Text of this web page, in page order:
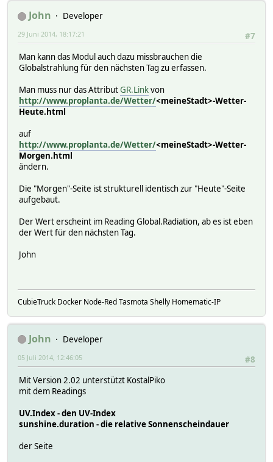
John
Developer
#7
29 Juni 2014, 18:17:21
Man kann das Modul auch dazu missbrauchen die
Globalstrahlung für den nächsten Tag zu erfassen.
Man muss nur das AttributGR.Linkvon
http://www.proplanta.de/Wetter/<meineStadt>-Wetter-
Heute.html
auf
http://www.proplanta.de/Wetter/<meineStadt>-Wetter-
Morgen.html
ändern.
Die "Morgen"-Seite ist strukturell identisch zur "Heute"-Seite
aufgebaut.
Der Wert erscheint im Reading Global.Radiation, ab es ist eben
der Wert für den nächsten Tag.
John
CubieTruck Docker Node-Red Tasmota Shelly Homematic-IP
John
Developer
#8
05 Juli 2014, 12:46:05
Mit Version 2.02 unterstützt KostalPiko
mit dem Readings
UV.Index - den UV-Index
sunshine.duration - die relative Sonnenscheindauer
der Seite